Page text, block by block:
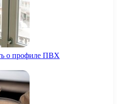
о профиле ПВХ